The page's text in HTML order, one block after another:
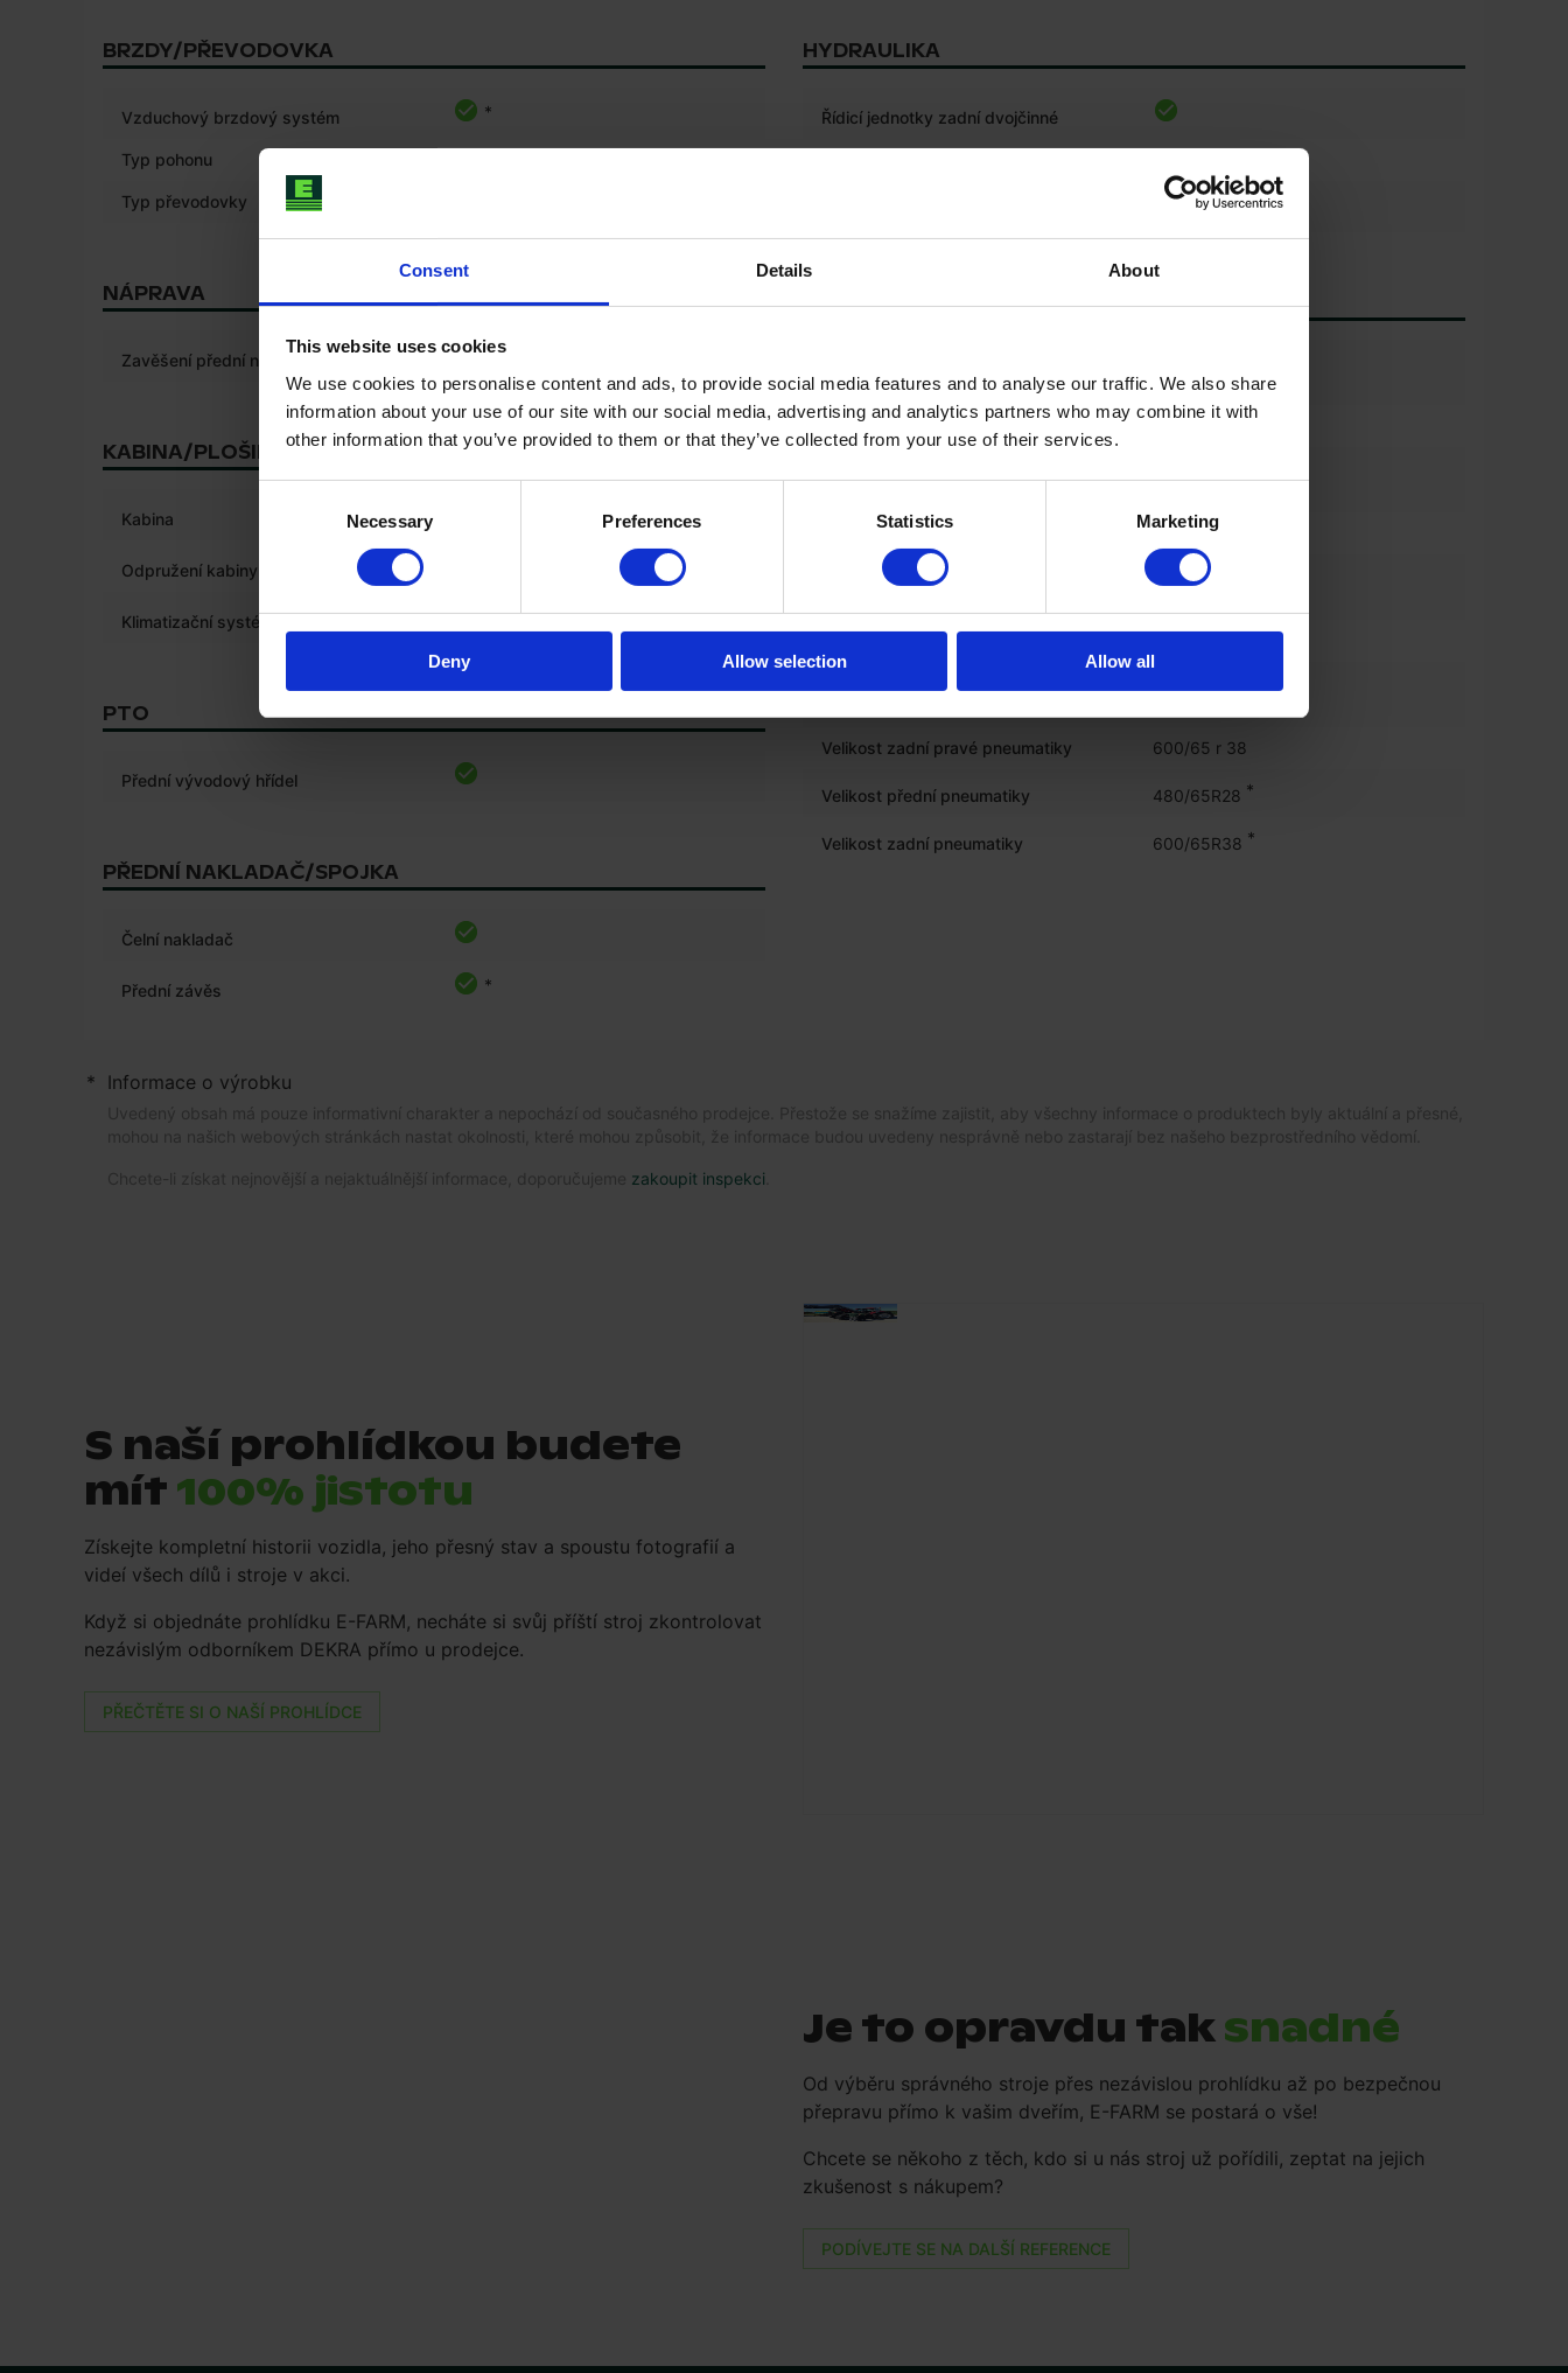
Consent Details About
This website uses cookies
We use cookies to personalise content and ads, to provide social media features and to analyse our traffic. We also share
information about your use of our site with our social media, advertising and analytics partners who may combine it with
other information that you’ve provided to them or that they’ve collected from your use of their services.
Necessary Preferences Statistics Marketing
Deny Allow selection Allow all
BRZDY/PŘEVODOVKA
Vzduchový brzdový systém *
Typ pohonu
Typ převodovky
NÁPRAVA
Zavěšení přední nápravy
KABINA/PLOŠINA
Kabina
Odpružení kabiny
Klimatizační systém
PTO
Přední vývodový hřídel
PŘEDNÍ NAKLADAČ/SPOJKA
Čelní nakladač
Přední závěs *
HYDRAULIKA
Řídicí jednotky zadní dvojčinné
PNEUMATIKY
pneumatiky (%)
Velikost levé přední pneumatiky
Velikost pravé přední pneumatiky 480/65 r 28
Hloubka dezénu levé zadní
60%
Velikost zadní levé pneumatiky
Velikost zadní pravé pneumatiky 600/65 r 38
Velikost přední pneumatiky 480/65R28 *
Velikost zadní pneumatiky 600/65R38 *
* Informace o výrobku
Uvedený obsah má pouze informativní charakter a nepochází od současného prodejce. Přestože se snažíme zajistit, aby všechny informace o produktech byly aktuální a přesné,
mohou na našich webových stránkách nastat okolnosti, které mohou způsobit, že informace budou uvedeny nesprávně nebo zastarají bez našeho bezprostředního vědomí.
Chcete-li získat nejnovější a nejaktuálnější informace, doporučujeme zakoupit inspekci
S naší prohlídkou budete
mít 100% jistotu
Získejte kompletní historii vozidla, jeho přesný stav a spoustu fotografií a
videí všech dílů i stroje v akci.
Když si objednáte prohlídku E-FARM, necháte si svůj příští stroj zkontrolovat
nezávislým odborníkem DEKRA přímo u prodejce.
PŘEČTĚTE SI O NAŠÍ PROHLÍDCE
Je to opravdu taksnadné
Od výběru správného stroje přes nezávislou prohlídku až po bezpečnou
přepravu přímo k vašim dveřím, E-FARM se postará o vše!
Chcete se někoho z těch, kdo si u nás stroj už pořídili, zeptat na jejich
zkušenost s nákupem?
PODÍVEJTE SE NA DALŠÍ REFERENCE